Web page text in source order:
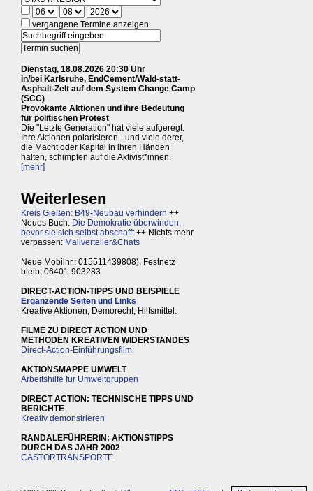
vergangene Termine anzeigen
Dienstag, 18.08.2026 20:30 Uhr
in/bei Karlsruhe, EndCement/Wald-statt-
Asphalt-Zelt auf dem System Change Camp
(SCC)
Provokante Aktionen und ihre Bedeutung
für politischen Protest
Die "Letzte Generation" hat viele aufgeregt.
Ihre Aktionen polarisieren - und viele derer,
die Macht oder Kapital in ihren Händen
halten, schimpfen auf die Aktivist*innen.
[mehr]
Weiterlesen
Kreis Gießen: B49-Neubau verhindern ++
Neues Buch: Die Demokratie überwinden,
bevor sie sich selbst abschafft++ Nichts mehr
verpassen: Mailverteiler&Chats
Neue Mobilnr.: 015511439808), Festnetz
bleibt 06401-903283
DIRECT-ACTION-TIPPS UND BEISPIELE
Ergänzende Seiten und Links
Kreative Aktionen, Demorecht, Hilfsmittel.
FILME ZU DIRECT ACTION UND
METHODEN KREATIVEN WIDERSTANDES
Direct-Action-Einführungsfilm
AKTIONSMAPPE UMWELT
Arbeitshilfe für Umweltgruppen
DIRECT ACTION: TECHNISCHE TIPPS UND
BERICHTE
Kreativ demonstrieren
RANDALEFÜHRERIN: AKTIONSTIPPS
DURCH DAS JAHR 2002
CASTORTRANSPORTE